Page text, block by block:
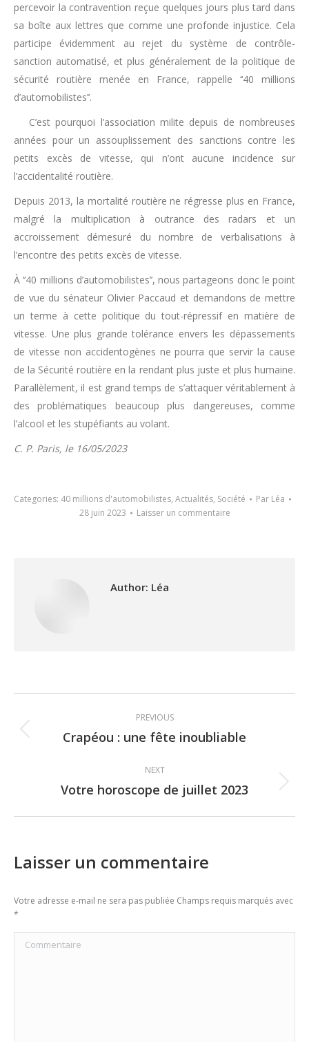
percevoir la contravention reçue quelques jours plus tard dans
sa boîte aux lettres que comme une profonde injustice. Cela
participe évidemment au rejet du système de contrôle-
sanction automatisé, et plus généralement de la politique de
sécurité routière menée en France, rappelle ‘‘40 millions
d’automobilistes’’.
C’est pourquoi l’association milite depuis de nombreuses
années pour un assouplissement des sanctions contre les
petits excès de vitesse, qui n’ont aucune incidence sur
l’accidentalité routière.
Depuis 2013, la mortalité routière ne régresse plus en France,
malgré la multiplication à outrance des radars et un
accroissement démesuré du nombre de verbalisations à
l’encontre des petits excès de vitesse.
À ‘‘40 millions d’automobilistes’’, nous partageons donc le point
de vue du sénateur Olivier Paccaud et demandons de mettre
un terme à cette politique du tout-répressif en matière de
vitesse. Une plus grande tolérance envers les dépassements
de vitesse non accidentogènes ne pourra que servir la cause
de la Sécurité routière en la rendant plus juste et plus humaine.
Parallèlement, il est grand temps de s’attaquer véritablement à
des problématiques beaucoup plus dangereuses, comme
l’alcool et les stupéfiants au volant.
C. P. Paris, le 16/05/2023
Categories: 40 millions d'automobilistes, Actualités, Société Par Léa
28 juin 2023
Laisser un commentaire
Author: Léa
navigation
PREVIOUS
Previous
Crapéou : une fête inoubliable
NEXT
Next
Votre horoscope de juillet 2023
Laisser un commentaire
Votre adresse e-mail ne sera pas publiée Champs requis marqués avec
*
Commentaire